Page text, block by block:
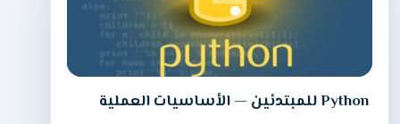
Python للمبتدئين — الأساسيات العملية